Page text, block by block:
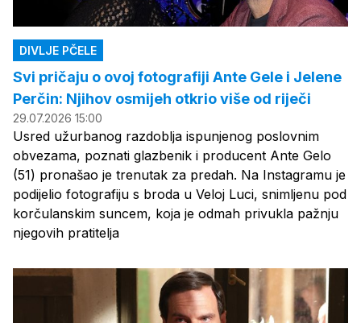
DIVLJE PČELE
Svi pričaju o ovoj fotografiji Ante Gele i Jelene
Perčin: Njihov osmijeh otkrio više od riječi
29.07.2026 15:00
Usred užurbanog razdoblja ispunjenog poslovnim
obvezama, poznati glazbenik i producent Ante Gelo
(51) pronašao je trenutak za predah. Na Instagramu je
podijelio fotografiju s broda u Veloj Luci, snimljenu pod
korčulanskim suncem, koja je odmah privukla pažnju
njegovih pratitelja